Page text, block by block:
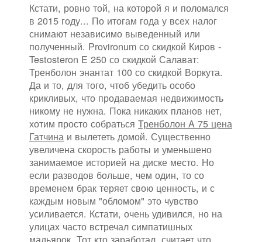
Кстати, ровно той, на которой я и поломался
в 2015 году... По итогам года у всех налог
снимают независимо выведенный или
полученный. Provironum со скидкой Киров -
Testosteron E 250 со скидкой Салават:
Тренболон энантат 100 со скидкой Воркута.
Да и то, для того, чтоб убедить особо
крикливых, что продаваемая недвижимость
никому не нужна. Пока никаких планов нет,
хотим просто собраться Тренболон A 75 цена
Гатчина и вылететь домой. Существенно
увеличена скорость работы и уменьшено
занимаемое историей на диске место. Но
если разводов больше, чем один, то со
временем брак теряет свою ценность, и с
каждым новым "обломом" это чувство
усиливается. Кстати, очень удивился, но на
улицах часто встречал симпатишных
мадьярок. Тот кто заработал, считает что